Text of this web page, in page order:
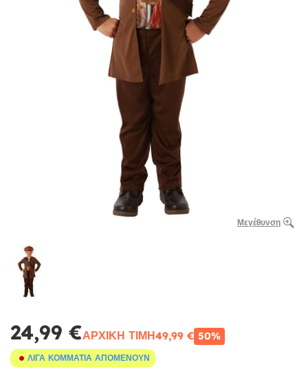
Μεγέθυνση
24,99 €ΑΡΧΙΚΉ ΤΙΜΉ49,99 € 50%
ΛΊΓΑ ΚΟΜΜΆΤΙΑ ΑΠΟΜΈΝΟΥΝ